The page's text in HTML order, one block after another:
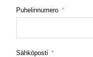
Puhelinnumero
Sähköposti